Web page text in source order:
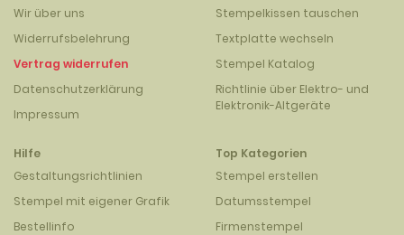
Wir über uns
Widerrufsbelehrung
Vertrag widerrufen
Datenschutzerklärung
Impressum
Stempelkissen tauschen
Textplatte wechseln
Stempel Katalog
Richtlinie über Elektro- und
Elektronik-Altgeräte
Hilfe
Gestaltungsrichtlinien
Stempel mit eigener Grafik
Bestellinfo
Top Kategorien
Stempel erstellen
Datumsstempel
Firmenstempel